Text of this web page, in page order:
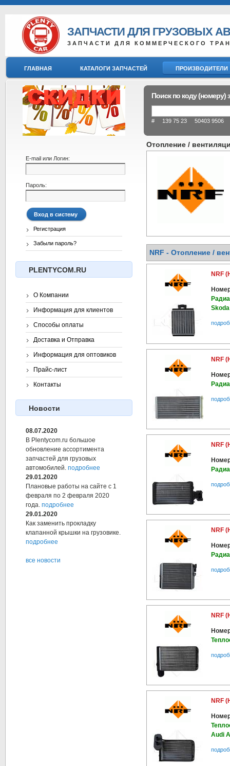
ЗАПЧАСТИ ДЛЯ ГРУЗОВЫХ
ЗАПЧАСТИ ДЛЯ КОММЕРЧЕСКОГО
ГЛАВНАЯ КАТАЛОГИ ЗАПЧАСТЕЙ ПРОИЗВОДИТЕЛИ
Поиск по коду (номеру)
# 139 75 23 50403 9506
Отопление /
NRF - Отопление /
NRF
NRF
NRF
NRF
NRF
NRF
Audi
E-mail или Логин:
Пароль:
Регистрация
Забыли пароль?
PLENTYCOM.RU
О Компании
Информация для клиентов
Способы оплаты
Доставка и Отправка
Информация для оптовиков
Прайс-лист
Контакты
Новости
08.07.2020
В Plentycom.ru большое
обновление ассортимента
запчастей для грузовых
автомобилей. подробнее
29.01.2020
Плановые работы на сайте с 1
февраля по 2 февраля 2020
года. подробнее
29.01.2020
Как заменить прокладку
клапанной крышки на грузовике.
подробнее
все новости